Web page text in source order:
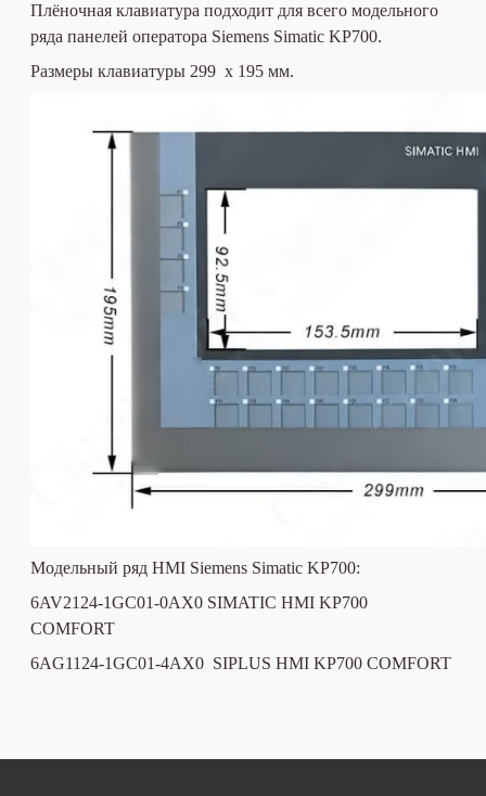
Плёночная клавиатура подходит для всего модельного
ряда панелей оператора Siemens SimaticKP700.
Размеры клавиатуры 299 х 195 мм.
Модельный ряд HMI Siemens SimaticKP700:
6AV2124-1GC01-0AX0 SIMATIC HMI KP700
COMFORT
6AG1124-1GC01-4AX0 SIPLUS HMI KP700 COMFORT